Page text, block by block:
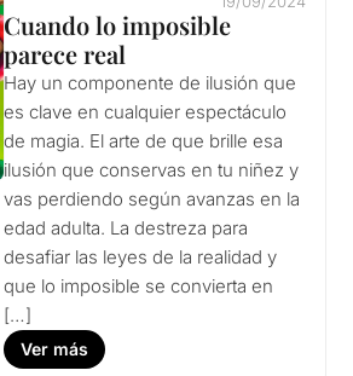
Cuando lo imposible
parece real
Hay un componente de ilusión que
es clave en cualquier espectáculo
de magia. El arte de que brille esa
ilusión que conservas en tu niñez y
vas perdiendo según avanzas en la
edad adulta. La destreza para
desafiar las leyes de la realidad y
que lo imposible se convierta en
[…]
Ver más